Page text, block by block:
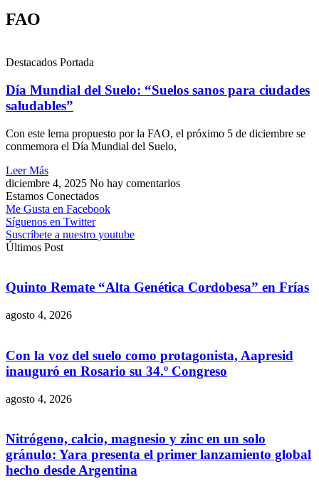
FAO
Destacados Portada
Día Mundial del Suelo: “Suelos sanos para ciudades
saludables”
Con este lema propuesto por la FAO, el próximo 5 de diciembre se
conmemora el Día Mundial del Suelo,
Leer Más
diciembre 4, 2025 No hay comentarios
Estamos Conectados
Me Gusta en Facebook
Síguenos en Twitter
Suscríbete a nuestro youtube
Últimos Post
Quinto Remate “Alta Genética Cordobesa” en Frías
agosto 4, 2026
Con la voz del suelo como protagonista, Aapresid
inauguró en Rosario su 34.º Congreso
agosto 4, 2026
Nitrógeno, calcio, magnesio y zinc en un solo
gránulo: Yara presenta el primer lanzamiento global
hecho desde Argentina